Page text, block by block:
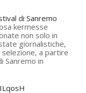
di Sanremo
kermesse
non solo in
giornalistiche,
selezione, a partire
Sanremo in